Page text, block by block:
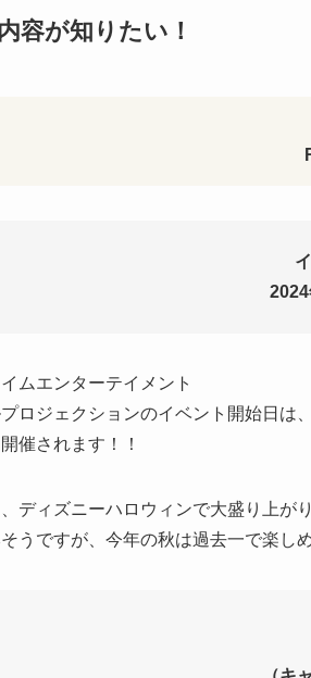
容が知りたい！
2024
ムエンターテイメント
ロジェクションのイベント開始日は、
催されます！！
ディズニーハロウィンで大盛り上が
うですが、今年の秋は過去一で楽し